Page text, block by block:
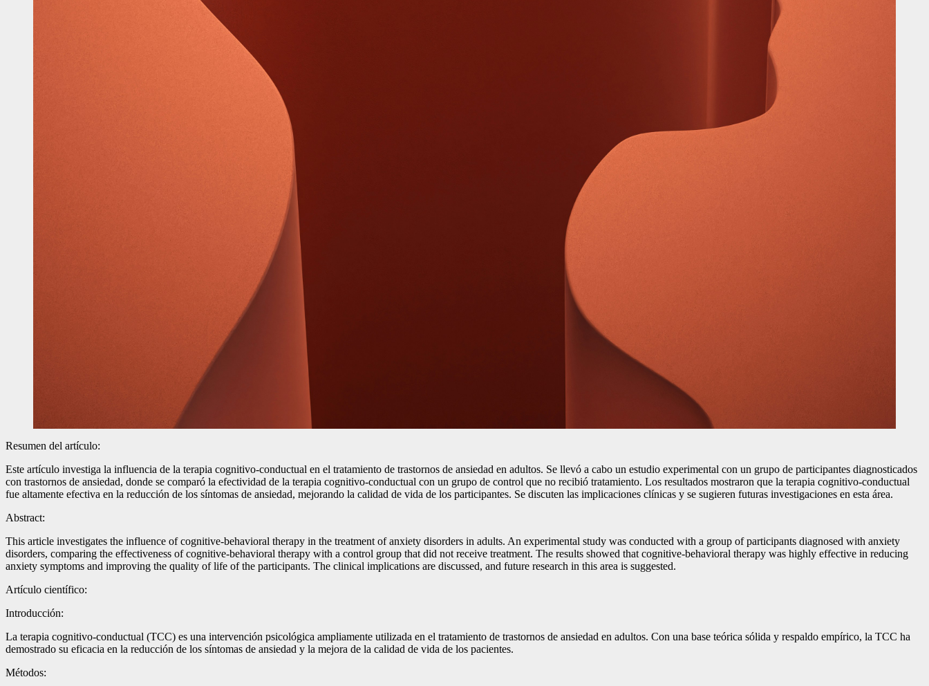
Resumen del artículo:
Este artículo investiga la influencia de la terapia cognitivo-conductual en el tratamiento de trastornos de ansiedad en adultos. Se llevó a cabo un estudio experimental con un grupo de participantes diagnosticados
con trastornos de ansiedad, donde se comparó la efectividad de la terapia cognitivo-conductual con un grupo de control que no recibió tratamiento. Los resultados mostraron que la terapia cognitivo-conductual
fue altamente efectiva en la reducción de los síntomas de ansiedad, mejorando la calidad de vida de los participantes. Se discuten las implicaciones clínicas y se sugieren futuras investigaciones en esta área.
Abstract:
This article investigates the influence of cognitive-behavioral therapy in the treatment of anxiety disorders in adults. An experimental study was conducted with a group of participants diagnosed with anxiety
disorders, comparing the effectiveness of cognitive-behavioral therapy with a control group that did not receive treatment. The results showed that cognitive-behavioral therapy was highly effective in reducing
anxiety symptoms and improving the quality of life of the participants. The clinical implications are discussed, and future research in this area is suggested.
Artículo científico:
Introducción:
La terapia cognitivo-conductual (TCC) es una intervención psicológica ampliamente utilizada en el tratamiento de trastornos de ansiedad en adultos. Con una base teórica sólida y respaldo empírico, la TCC ha
demostrado su eficacia en la reducción de los síntomas de ansiedad y la mejora de la calidad de vida de los pacientes.
Métodos: